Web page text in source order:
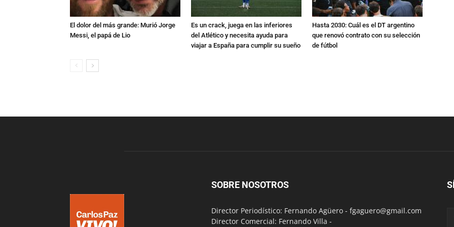
El dolor del más grande: Murió Jorge
Messi, el papá de Lio
Es un crack, juega en las inferiores
del Atlético y necesita ayuda para
viajar a España para cumplir su sueño
Hasta 2030: Cuál es el DT argentino
que renovó contrato con su selección
de fútbol
SOBRE NOSOTROS
Director Periodístico: Fernando Agüero - fgaguero@gmail.com
Director Comercial: Fernando Villa -